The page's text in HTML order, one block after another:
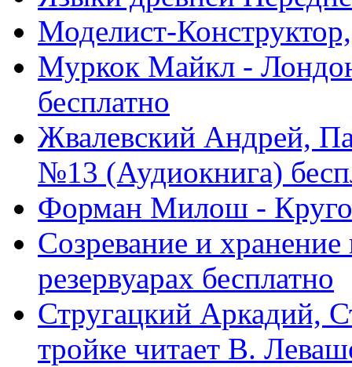
Моделист-
Муркок Майкл -
бесплатно
Жвалевский Андрей,
№13 (Аудиокнига)
Форман Милош -
Созревание и
резервуарах бесплатно
Стругацкий Аркадий,
тройке читает В.